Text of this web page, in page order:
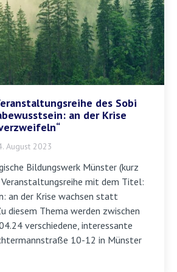
des Sobi
an der Krise
August 2023
Bildungswerk Münster (kurz
mit dem Titel:
an der Krise wachsen statt
diesem Thema werden zwischen
verschiedene, interessante
10-12 in Münster